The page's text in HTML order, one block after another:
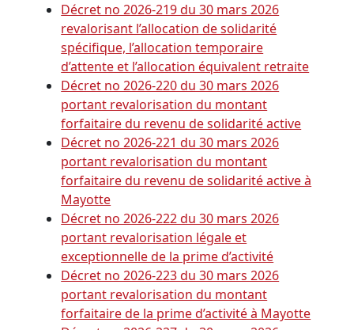
Décret no 2026-219 du 30 mars 2026
revalorisant l’allocation de solidarité
spécifique, l’allocation temporaire
d’attente et l’allocation équivalent retraite
Décret no 2026-220 du 30 mars 2026
portant revalorisation du montant
forfaitaire du revenu de solidarité active
Décret no 2026-221 du 30 mars 2026
portant revalorisation du montant
forfaitaire du revenu de solidarité active à
Mayotte
Décret no 2026-222 du 30 mars 2026
portant revalorisation légale et
exceptionnelle de la prime d’activité
Décret no 2026-223 du 30 mars 2026
portant revalorisation du montant
forfaitaire de la prime d’activité à Mayotte